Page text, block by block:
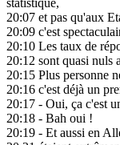
statistique,
20:07 et pas qu'aux
20:09 c'est
20:10 Les taux de
20:12 sont quasi nuls
20:15 Plus personne
20:16 c'est déjà un
20:17 - Oui, ça c'est
20:18 - Bah oui !
20:19 - Et aussi en